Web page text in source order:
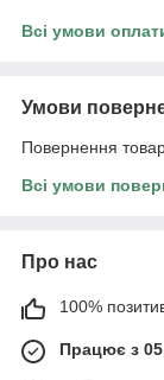
Всі умови
Умови
Повернення
Всі умови
Про нас
100%
Працює з